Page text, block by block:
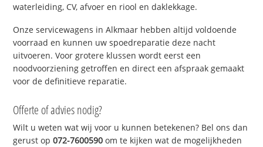
waterleiding, CV, afvoer en riool en daklekkage.
Onze servicewagens in Alkmaar hebben altijd voldoende
voorraad en kunnen uw spoedreparatie deze nacht
uitvoeren. Voor grotere klussen wordt eerst een
noodvoorziening getroffen en direct een afspraak gemaakt
voor de definitieve reparatie.
Offerte of advies nodig?
Wilt u weten wat wij voor u kunnen betekenen? Bel ons dan
gerust op072-7600590 om te kijken wat de mogelijkheden